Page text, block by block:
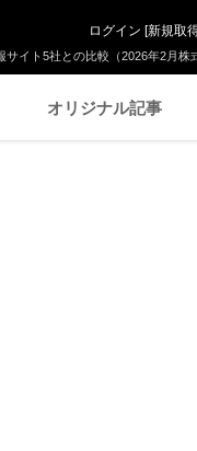
イト5社との比較（2026年2月株
ログイン [新規取
オリジナル記事